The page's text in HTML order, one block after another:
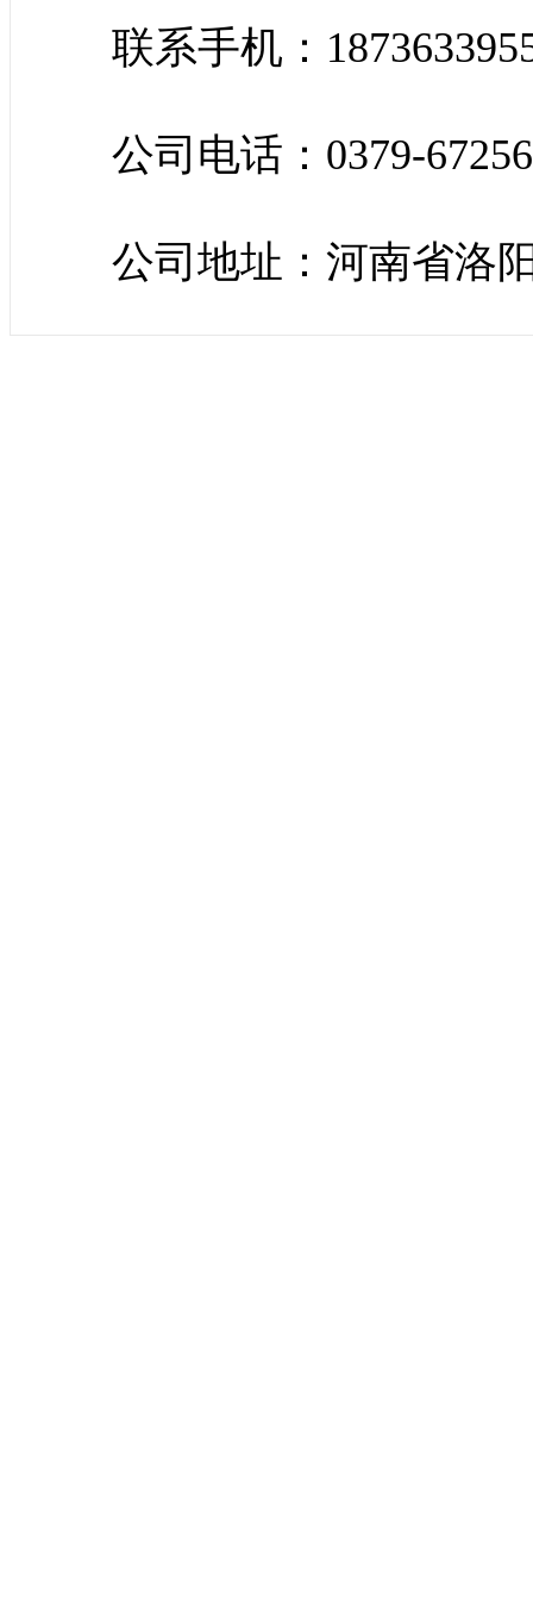
联系手机：
公司电话：0379-
公司地址：河南省洛